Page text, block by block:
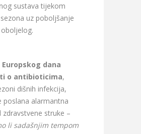
sustava tijekom
uz poboljšanje
Europskog dana
o antibioticima,
dišnih infekcija,
poslana alarmantna
zdravstvene struke –
li sadašnjim tempom